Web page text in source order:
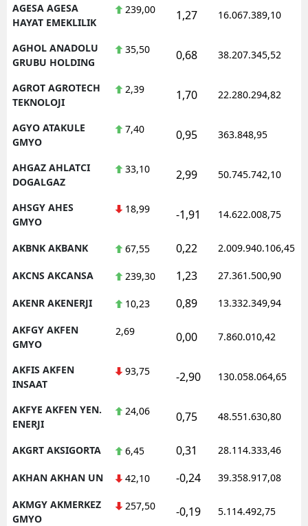
AGESA AGESA
HAYAT EMEKLILIK
239,00 1,27 16.067.389,10
AGHOL ANADOLU
GRUBU HOLDING
35,50 0,68 38.207.345,52
AGROT AGROTECH
TEKNOLOJI
2,39 1,70 22.280.294,82
AGYO ATAKULE
GMYO
7,40 0,95 363.848,95
AHGAZ AHLATCI
DOGALGAZ
33,10 2,99 50.745.742,10
AHSGY AHES
GMYO
18,99 -1,91 14.622.008,75
AKBNK AKBANK 67,55 0,22 2.009.940.106,45
AKCNS AKCANSA 239,30 1,23 27.361.500,90
AKENR AKENERJI 10,23 0,89 13.332.349,94
AKFGY AKFEN
GMYO
2,69 0,00 7.860.010,42
AKFIS AKFEN
INSAAT
93,75 -2,90 130.058.064,65
AKFYE AKFEN YEN.
ENERJI
24,06 0,75 48.551.630,80
AKGRT AKSIGORTA 6,45 0,31 28.114.333,46
AKHAN AKHAN UN 42,10 -0,24 39.358.917,08
AKMGY AKMERKEZ
GMYO
257,50 -0,19 5.114.492,75